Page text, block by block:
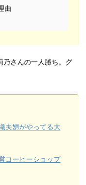
由
乃さんの一人勝ち。グ
夫婦がやってる大
コーヒーショップ